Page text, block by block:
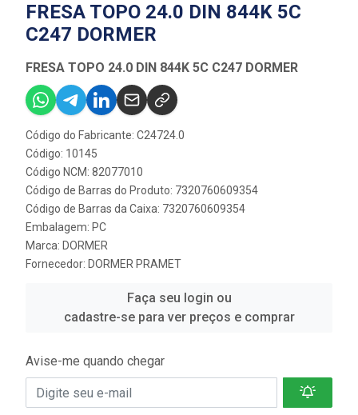
FRESA TOPO 24.0 DIN 844K 5C
C247 DORMER
FRESA TOPO 24.0 DIN 844K 5C C247 DORMER
Código do Fabricante: C24724.0
Código: 10145
Código NCM: 82077010
Código de Barras do Produto: 7320760609354
Código de Barras da Caixa: 7320760609354
Embalagem: PC
Marca: DORMER
Fornecedor: DORMER PRAMET
Faça seu login ou
cadastre-se para ver preços e comprar
Avise-me quando chegar